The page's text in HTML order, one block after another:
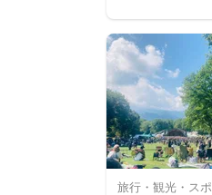
旅行・観光・ス